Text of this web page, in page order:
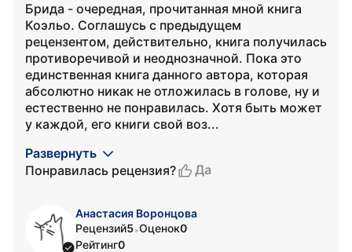
Брида - очередная, прочитанная мной книга
Коэльо. Соглашусь с предыдущем
рецензентом, действительно, книга получилась
противоречивой и неоднозначной. Пока это
единственная книга данного автора, которая
абсолютно никак не отложилась в голове, ну и
естественно не понравилась. Хотя быть может
у каждой, его книги свой воз...
Развернуть
Понравилась рецензия?
Да
Анастасия Воронцова
Рецензий5•Оценок0
Рейтинг0